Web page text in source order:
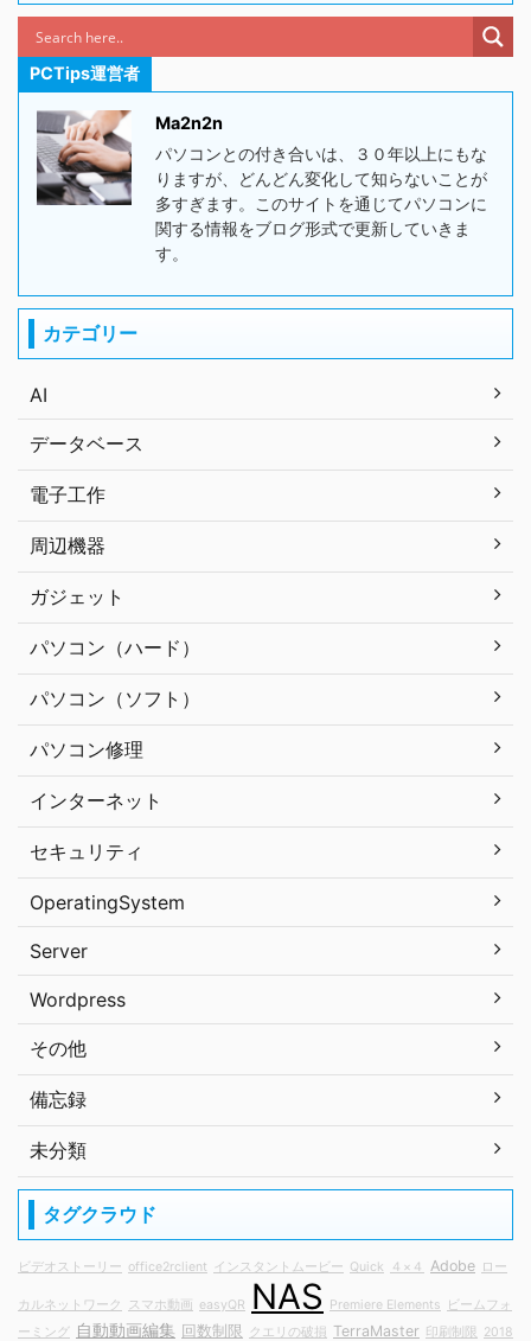
PCTips運営者
Ma2n2n
パソコンとの付き合いは、３０年以上にもな
りますが、どんどん変化して知らないことが
多すぎます。このサイトを通じてパソコンに
関する情報をブログ形式で更新していきま
す。
カテゴリー
AI
データベース
電子工作
周辺機器
ガジェット
パソコン（ハード）
パソコン（ソフト）
パソコン修理
インターネット
セキュリティ
OperatingSystem
Server
Wordpress
その他
備忘録
未分類
タグクラウド
ビデオストーリー office2rclient インスタントムービー Quick ４×４ Adobe ロー
カルネットワーク スマホ動画 easyQR NAS Premiere Elements
ビームフォ
ーミング
自動動画編集 回数制限 クエリの破損 TerraMaster 印刷制限 2018